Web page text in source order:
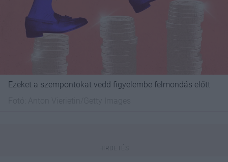
Ezeket a szempontokat vedd figyelembe felmondás előtt